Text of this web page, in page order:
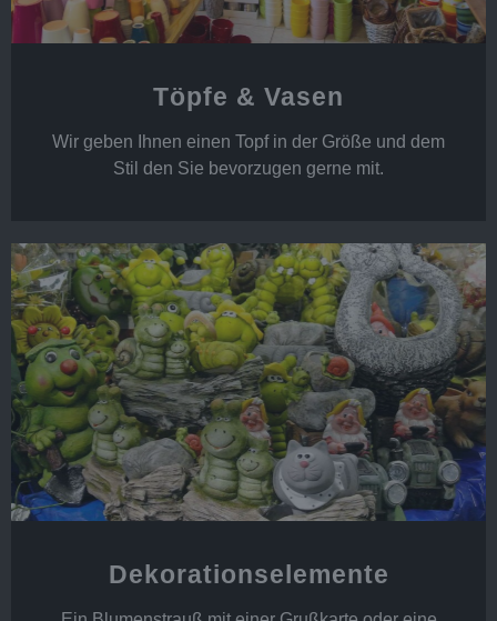
Töpfe & Vasen
Wir geben Ihnen einen Topf in der Größe und dem
Stil den Sie bevorzugen gerne mit.
Dekorationselemente